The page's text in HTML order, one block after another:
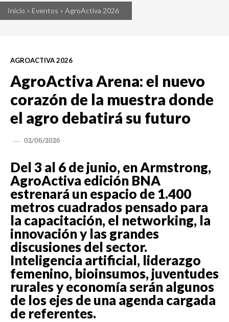
Inicio Eventos AgroActiva 2026
AGROACTIVA 2026
AgroActiva Arena: el nuevo
corazón de la muestra donde
el agro debatirá su futuro
02/06/2026
Del 3 al 6 de junio, en Armstrong,
AgroActiva edición BNA
estrenará un espacio de 1.400
metros cuadrados pensado para
la capacitación, el networking, la
innovación y las grandes
discusiones del sector.
Inteligencia artificial, liderazgo
femenino, bioinsumos, juventudes
rurales y economía serán algunos
de los ejes de una agenda cargada
de referentes.